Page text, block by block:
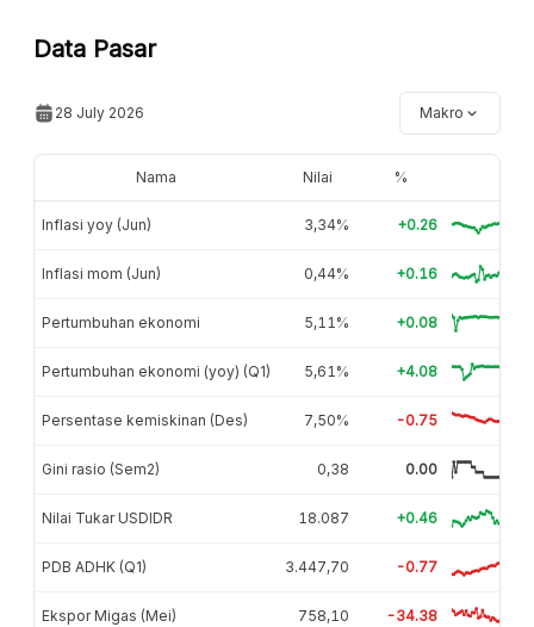
Data Pasar
28 July 2026 Makro
Nama Nilai %
Inflasi yoy (Jun) 3,34% +0.26
Inflasi mom (Jun) 0,44% +0.16
Pertumbuhan ekonomi 5,11% +0.08
Pertumbuhan ekonomi (yoy) (Q1) 5,61% +4.08
Persentase kemiskinan (Des) 7,50% -0.75
Gini rasio (Sem2) 0,38 0.00
Nilai Tukar USDIDR 18.087 +0.46
PDB ADHK (Q1) 3.447,70 -0.77
Ekspor Migas (Mei) 758,10 -34.38